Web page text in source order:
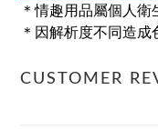
＊情趣用品屬個人衛
＊因解析度不同造成
CUSTOMER